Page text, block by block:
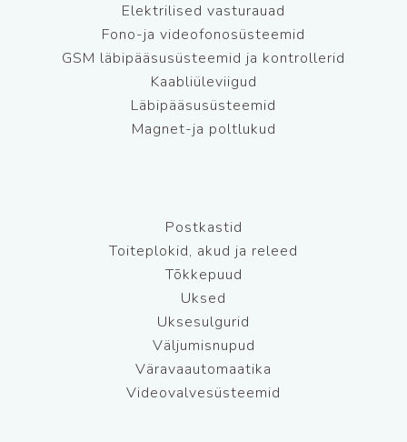
Elektrilised vasturauad
Fono-ja videofonosüsteemid
GSM läbipääsusüsteemid ja kontrollerid
Kaabliüleviigud
Läbipääsusüsteemid
Magnet-ja poltlukud
Postkastid
Toiteplokid, akud ja releed
Tõkkepuud
Uksed
Uksesulgurid
Väljumisnupud
Väravaautomaatika
Videovalvesüsteemid